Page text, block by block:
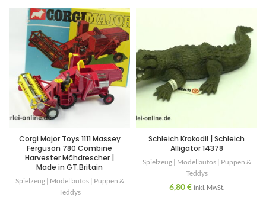
Corgi Major Toys 1111 Massey
Ferguson 780 Combine
Harvester Mähdrescher |
Made in GT.Britain
Spielzeug | Modellautos | Puppen &
Teddys
Schleich Krokodil | Schleich
Alligator 14378
Spielzeug | Modellautos | Puppen &
Teddys
6,80€ inkl. MwSt.